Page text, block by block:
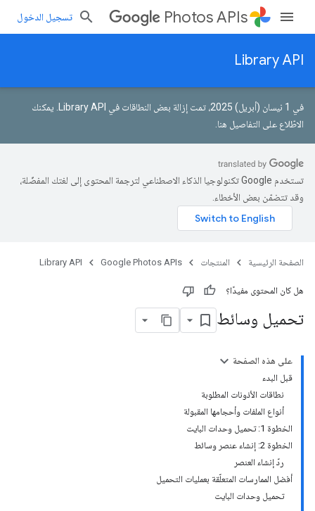
Photos APIs تسجيل الدخول
Library API
في 1 نيسان (أبريل) 2025، تمت إزالة بعض النطاقات في Library API.
يمكنك
الاطّلاع على التفاصيل هنا
تستخدم Google تكنولوجيا الذكاء الاصطناعي لترجمة المحتوى إلى لغتك المفضّلة،
وقد تتضمّن بعض الأخطاء.
الصفحة الرئيسية المنتجات Google Photos APIs
Library API
هل كان المحتوى مفيدًا؟
تحميل وسائط
على هذه الصفحة
قبل البدء
نطاقات الأذونات المطلوبة
أنواع الملفات وأحجامها المقبولة
الخطوة 1: تحميل وحدات البايت
الخطوة 2: إنشاء عنصر وسائط
ردّ إنشاء العنصر
أفضل الممارسات المتعلّقة بعمليات التحميل
تحميل وحدات البايت